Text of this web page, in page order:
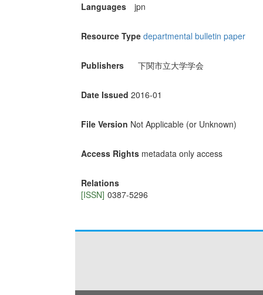
Languages jpn
Resource Type departmental bulletin paper
Publishers 下関市立大学学会
Date Issued 2016-01
File Version Not Applicable (or Unknown)
Access Rights metadata only access
Relations
[ISSN] 0387-5296